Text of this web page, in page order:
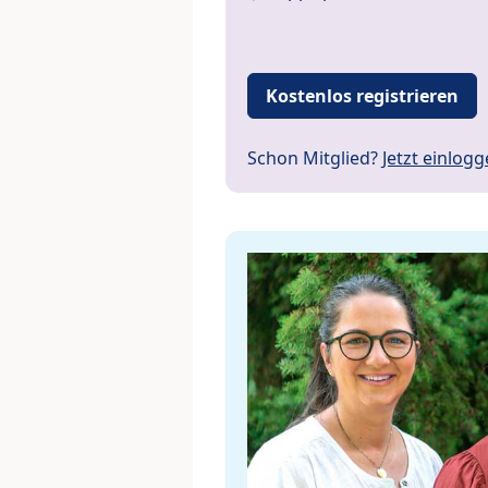
Kostenlos registrieren
Schon Mitglied? Jetzt